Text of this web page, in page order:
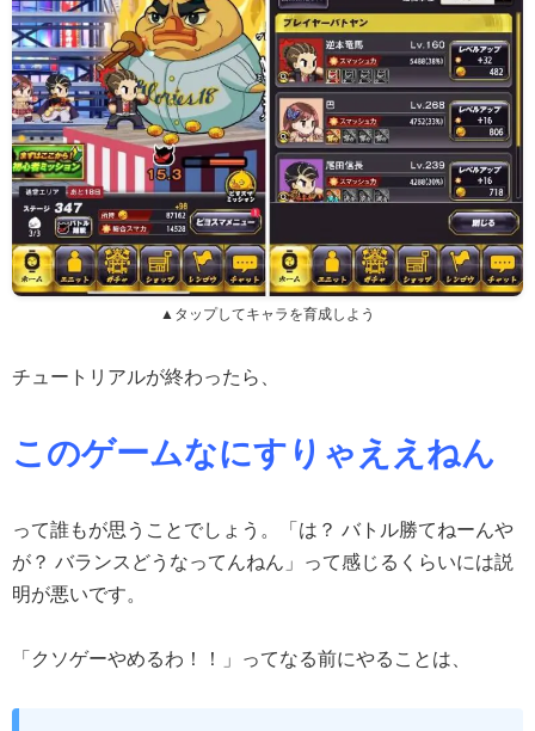
▲タップしてキャラを育成しよう
チュートリアルが終わったら、
このゲームなにすりゃええねん
って誰もが思うことでしょう。「は？ バトル勝てねーんや
が？ バランスどうなってんねん」って感じるくらいには説
明が悪いです。
「クソゲーやめるわ！！」ってなる前にやることは、